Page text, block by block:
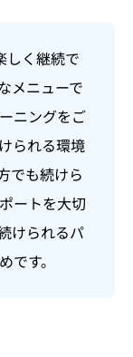
しく継続で
メニューで
ニングをご
られる環境
でも続けら
ートを大切
けられるパ
す。